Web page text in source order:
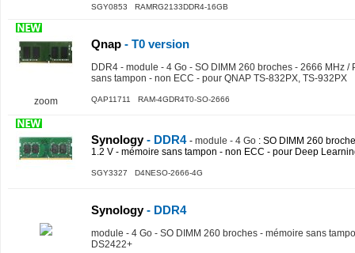
SGY0853 RAMRG2133DDR4-16GB
zoom
Qnap - T0 version
DDR4 - module - 4 Go - SO DIMM 260 broches - 2666 MHz
sans tampon - non ECC - pour QNAP TS-832PX, TS-932PX
QAP11711 RAM-4GDR4T0-SO-2666
Synology- DDR4 - module - 4 Go : SO DIMM 260
1.2 V - mémoire sans tampon - non ECC - pour Deep
SGY3327 D4NESO-2666-4G
Synology- DDR4
module - 4 Go - SO DIMM 260 broches - mémoire sans
DS2422+